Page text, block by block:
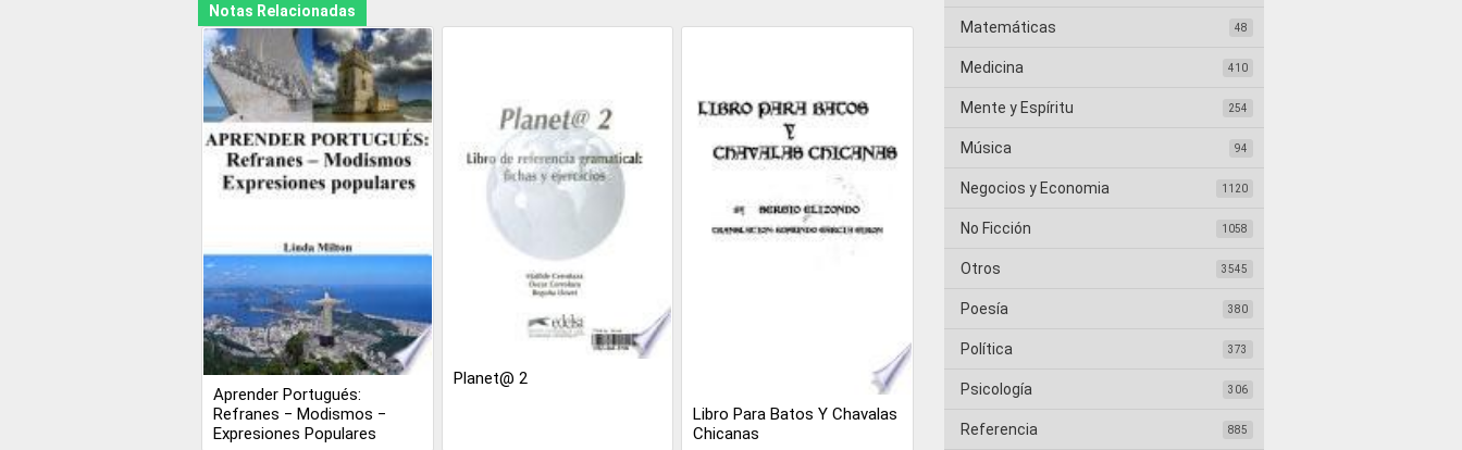
Notas Relacionadas
Aprender Portugués:
Refranes ‒ Modismos ‒
Expresiones Populares
Planet@ 2
Libro Para Batos Y Chavalas
Chicanas
Matemáticas 48
Medicina 410
Mente y Espíritu 254
Música 94
Negocios y Economia 1120
No Ficción 1058
Otros 3545
Poesía 380
Política 373
Psicología 306
Referencia 885